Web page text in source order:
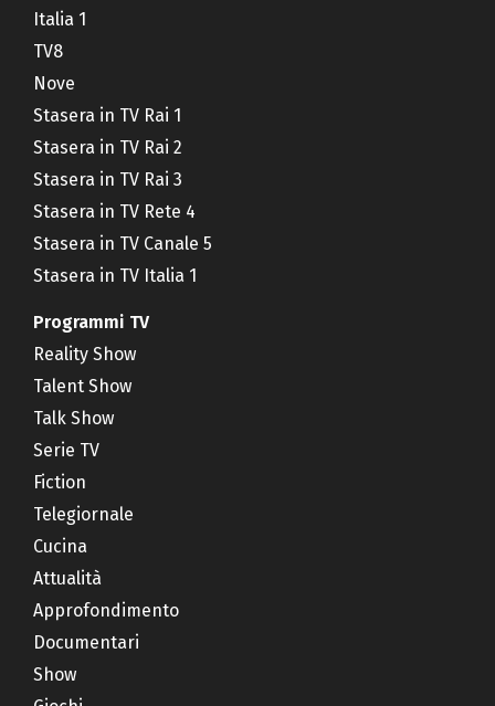
Italia 1
TV8
Nove
Stasera in TV Rai 1
Stasera in TV Rai 2
Stasera in TV Rai 3
Stasera in TV Rete 4
Stasera in TV Canale 5
Stasera in TV Italia 1
Programmi TV
Reality Show
Talent Show
Talk Show
Serie TV
Fiction
Telegiornale
Cucina
Attualità
Approfondimento
Documentari
Show